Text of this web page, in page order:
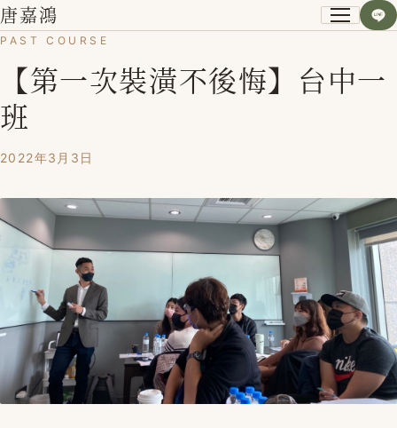
唐嘉鴻
關於我
小資空間改造術
課程紀錄
學員心得
Blog
PAST COURSE
【第一次裝潢不後悔】台中一
班
2022年3月3日